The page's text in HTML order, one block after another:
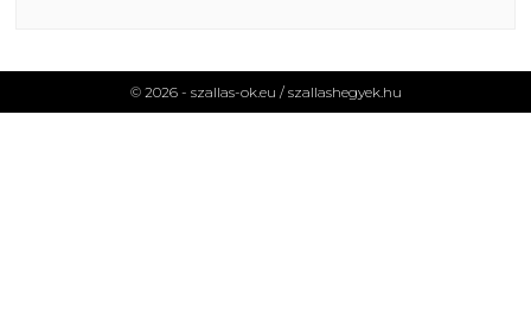
© 2026 - szallas-ok.eu / szallashegyek.hu